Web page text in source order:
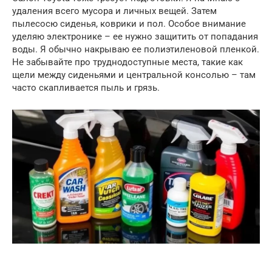
удаления всего мусора и личных вещей. Затем
пылесосю сиденья, коврики и пол. Особое внимание
уделяю электронике – ее нужно защитить от попадания
воды. Я обычно накрываю ее полиэтиленовой пленкой.
Не забывайте про труднодоступные места, такие как
щели между сиденьями и центральной консолью – там
часто скапливается пыль и грязь.